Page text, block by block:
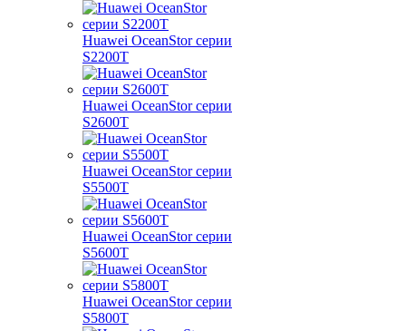
Huawei OceanStor серии
S2200T
Huawei OceanStor серии
S2600T
Huawei OceanStor серии
S5500T
Huawei OceanStor серии
S5600T
Huawei OceanStor серии
S5800T